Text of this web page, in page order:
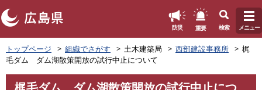
ペ
ー
ジ
の
防災 重要 検索 メニュー
トップページ 組織でさがす 土木建築局 西部建設事務所
梶
毛ダム ダム湖散策開放の試行中止について